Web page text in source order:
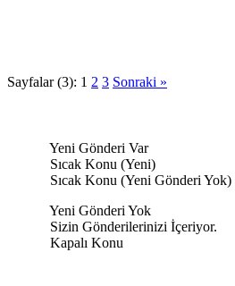
Sayfalar (3): 1 2 3 Sonraki »
Yeni Gönderi Var
Sıcak Konu (Yeni)
Sıcak Konu (Yeni Gönderi Yok)
Yeni Gönderi Yok
Sizin Gönderilerinizi İçeriyor.
Kapalı Konu